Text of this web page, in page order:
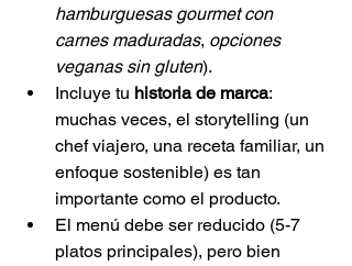
hamburguesas gourmet con
carnes maduradas, opciones
veganas sin gluten).
Incluye tu historia de marca:
muchas veces, el storytelling (un
chef viajero, una receta familiar, un
enfoque sostenible) es tan
importante como el producto.
El menú debe ser reducido (5-7
platos principales), pero bien